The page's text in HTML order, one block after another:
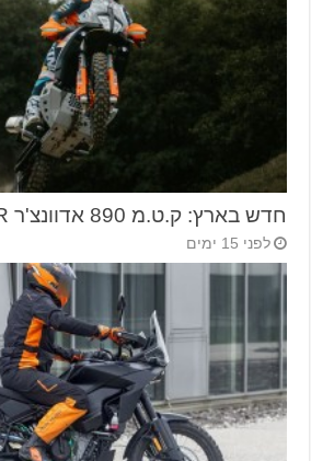
חדש בארץ: ק.ט.מ 890 אדוונצ'ר R ראלי
לפני 15 ימים